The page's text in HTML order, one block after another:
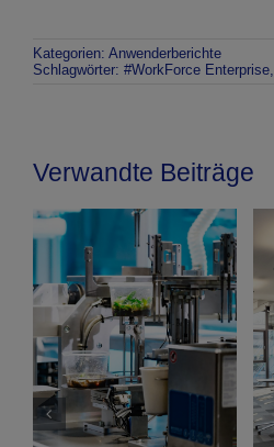
Kategorien: Anwenderberichte
Schlagwörter: #WorkForce Enterprise,
Verwandte Beiträge